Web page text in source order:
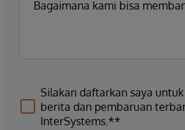
Silakan daftarkan saya
berita dan pembaruan
InterSystems.**